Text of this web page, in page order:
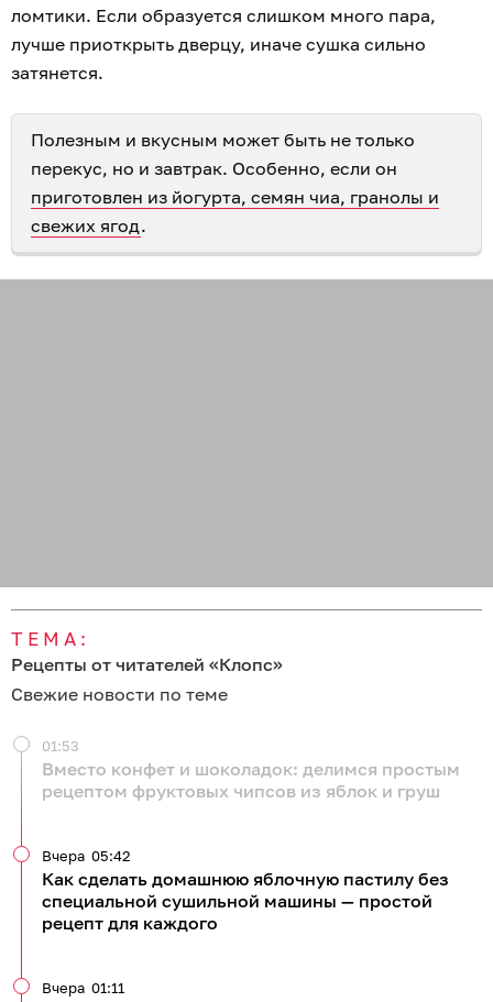
ломтики. Если образуется слишком много пара,
лучше приоткрыть дверцу, иначе сушка сильно
затянется.
Полезным и вкусным может быть не только
перекус, но и завтрак. Особенно, если он
приготовлен из йогурта, семян чиа, гранолы и
свежих ягод.
ТЕМА:
Рецепты от читателей «Клопс»
Свежие новости по теме
Вместо конфет и шоколадок: делимся простым
рецептом фруктовых чипсов из яблок и груш
01:53
Как сделать домашнюю яблочную пастилу без
специальной сушильной машины — простой
рецепт для каждого
Вчера 05:42
Вчера 01:11